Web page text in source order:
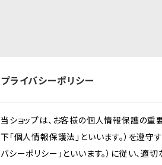
プライバシーポリシー
当ショップは、お客様の個人情報保護の重
下「個人情報保護法」といいます。）を遵守
バシーポリシー」といいます。）に従い、適